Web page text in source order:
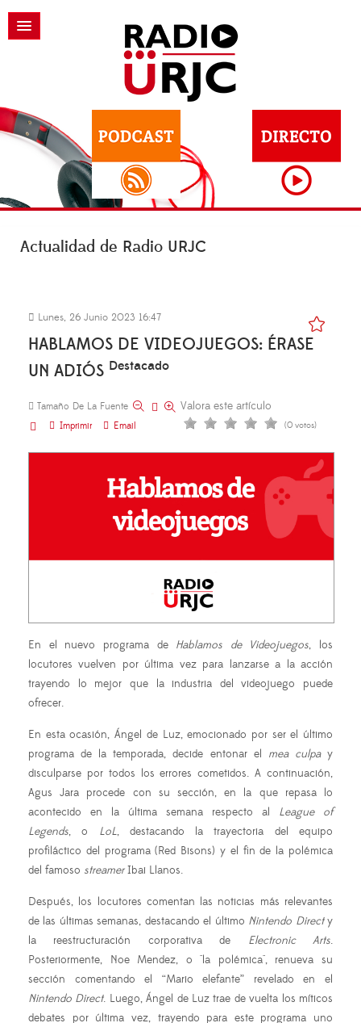
Actualidad de Radio URJC
Lunes, 26 Junio 2023 16:47
HABLAMOS DE VIDEOJUEGOS: ÉRASE
UN ADIÓS Destacado
Tamaño De La Fuente
Imprimir
Email
Valora este artículo
(0 votos)
En el nuevo programa de Hablamos de Videojuegos, los
locutores vuelven por última vez para lanzarse a la acción
trayendo lo mejor que la industria del videojuego puede
ofrecer.
En esta ocasión, Ángel de Luz, emocionado por ser el último
programa de la temporada, decide entonar el mea culpay
disculparse por todos los errores cometidos. A continuación,
Agus Jara procede con su sección, en la que repasa lo
acontecido en la última semana respecto al League of
Legends, o LoL, destacando la trayectoria del equipo
profiláctico del programa (Red Bisons) y el fin de la polémica
del famoso streamerIbai Llanos.
Después, los locutores comentan las noticias más relevantes
de las últimas semanas, destacando el último Nintendo Directy
la reestructuración corporativa de Electronic Arts.
Posteriormente, Noe Mendez, o "la polémica", renueva su
sección comentando el “Mario elefante” revelado en el
Nintendo Direct. Luego, Ángel de Luz trae de vuelta los míticos
debates por última vez, trayendo para este programa uno